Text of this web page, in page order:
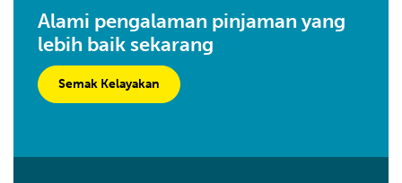
Alami pengalaman pinjaman yang
lebih baik sekarang
Semak Kelayakan